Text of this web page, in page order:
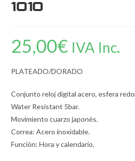
1010
25,00€ IVA Inc.
PLATEADO/DORADO
Conjunto reloj digital acero, esfera
Water Resistant 5bar.
Movimiento cuarzo japonés.
Correa: Acero inoxidable.
Función: Hora y calendario.